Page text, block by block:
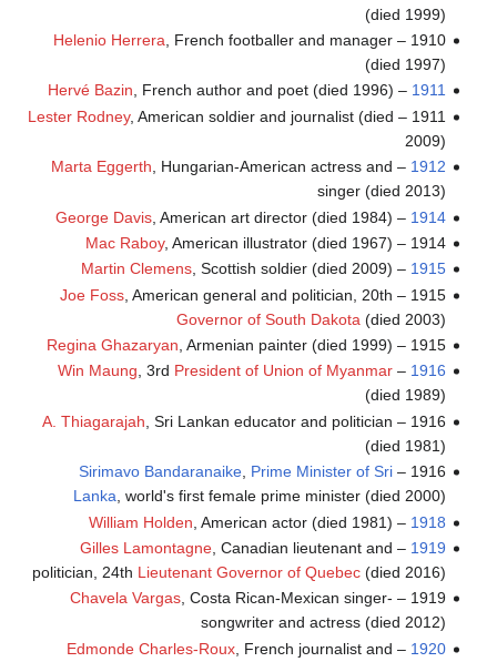
(died 1999)
1910 –
Helenio Herrera , French footballer and manager
(died 1997)
1911
–
Hervé Bazin, French author and poet (died 1996)
1911 –
Lester Rodney, American soldier and journalist (died
2009)
1912
–
Marta Eggerth , Hungarian-American actress and
singer (died 2013)
1914
–
George Davis, American art director (died 1984)
1914 –
Mac Raboy, American illustrator (died 1967)
1915
–
Martin Clemens, Scottish soldier (died 2009)
1915 –
Joe Foss, American general and politician, 20th
Governor of South Dakota (died 2003)
1915 –
Regina Ghazaryan , Armenian painter (died 1999)
1916
–
Win Maung, 3rd President of Union of Myanmar
(died 1989)
1916 –
A. Thiagarajah , Sri Lankan educator and politician
(died 1981)
1916 –
Sirimavo Bandaranaike, Prime Minister of Sri
Lanka, world's first female prime minister (died 2000)
1918
–
William Holden , American actor (died 1981)
1919
–
Gilles Lamontagne, Canadian lieutenant and
politician, 24th Lieutenant Governor of Quebec(died 2016)
1919 –
Chavela Vargas, Costa Rican-Mexican singer-
songwriter and actress (died 2012)
1920
–
Edmonde Charles-Roux, French journalist and